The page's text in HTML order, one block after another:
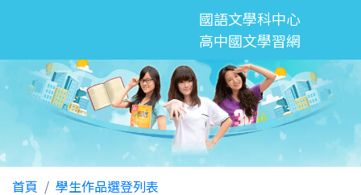
國語文學科中心
高中國文學習網
首頁
學生作品選登列表